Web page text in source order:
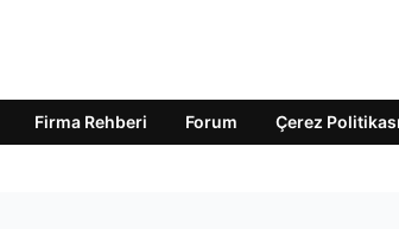
Firma Rehberi Forum Çerez Politikası